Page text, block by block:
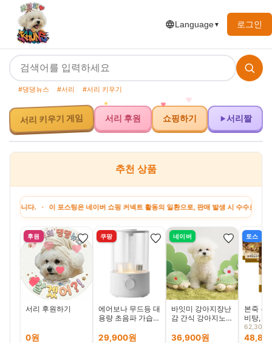
Language▼ 로그인
#댕댕뉴스 #서리 #서리 키우기
서리 키우기 게임 서리 후원 쇼핑하기 서리짤
추천 상품
. · 이 포스팅은 네이버 쇼핑 커넥트 활동의 일환으로, 판매 발생 시 수수료를 제공
후원
서리 후원하기
0원
쿠팡
에어보나 무드등 대
용량 초음파 가습기
29,900원
네이버
바잇미 강아지장난
감 간식 강아지노즈
36,900원
토스
본죽 본
비탕,
62,300